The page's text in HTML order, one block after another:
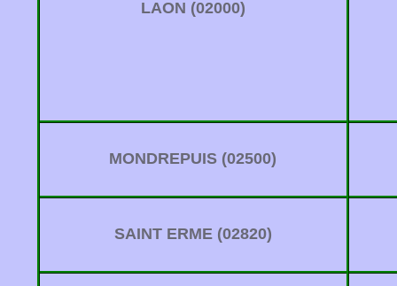
LAON (02000)
MONDREPUIS (02500)
SAINT ERME (02820)